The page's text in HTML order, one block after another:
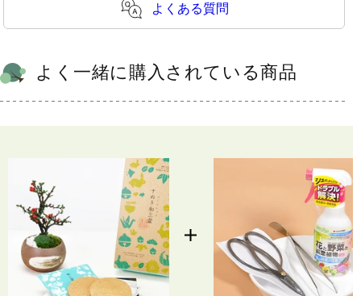
よくある質問
よく一緒に購入されている商品